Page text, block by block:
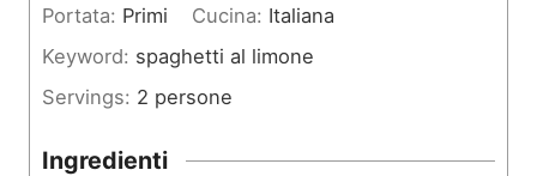
i
i
Portata: Primi Cucina: Italiana
Keyword: spaghetti al limone
Servings: 2 persone
Ingredienti